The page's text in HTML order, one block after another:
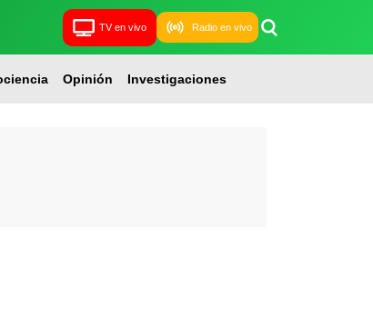
TV en vivo Radio en vivo
Opinión Investigaciones